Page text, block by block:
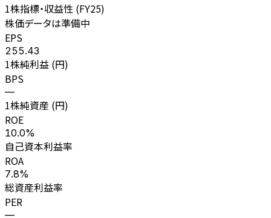
1株指標・収益性 (FY25)
株価データは準備中
EPS
255.43
1株純利益 (円)
BPS
—
1株純資産 (円)
ROE
10.0%
自己資本利益率
ROA
7.8%
総資産利益率
PER
—